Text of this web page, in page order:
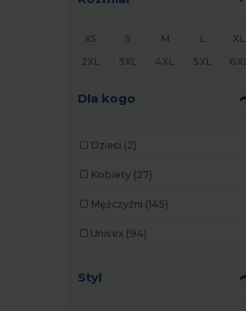
XS S M L
XL
2XL
3XL 4XL 5XL 6XL
Dla kogo
Dzieci (2)
Kobiety (27)
Mężczyźni (145)
Unisex (94)
Styl